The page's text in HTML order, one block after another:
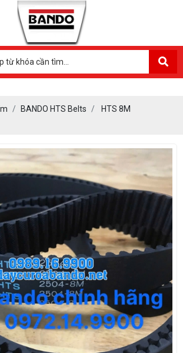
BANDO HTS Belts
HTS 8M